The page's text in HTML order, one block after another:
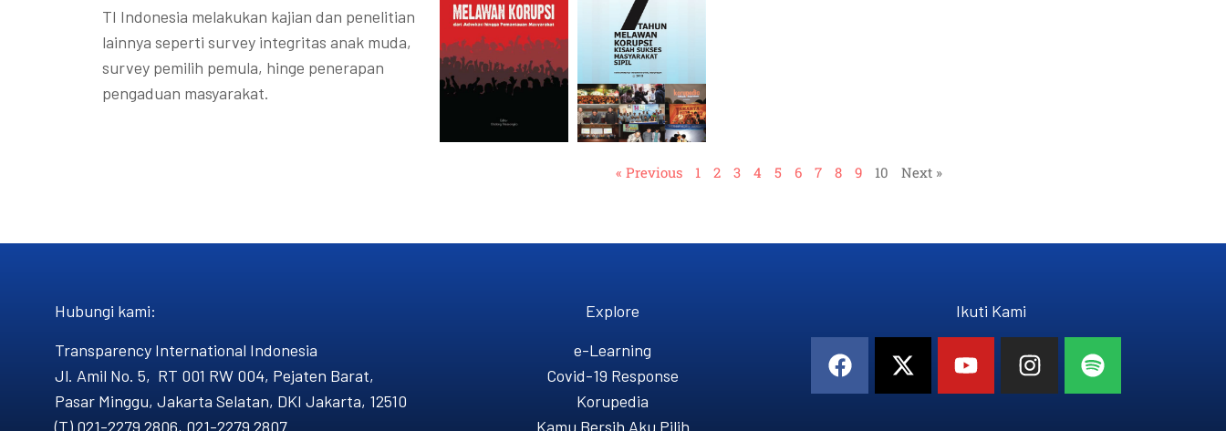
TI Indonesia melakukan kajian dan penelitian
lainnya seperti survey integritas anak muda,
survey pemilih pemula, hinge penerapan
pengaduan masyarakat.
« Previous 1 2 3 4 5 6 7 8 9 10 Next »
Hubungi kami​:
Transparency International Indonesia
Jl. Amil No. 5, RT 001 RW 004, Pejaten Barat,
Pasar Minggu, Jakarta Selatan, DKI Jakarta, 12510
(T) 021-2279 2806, 021-2279 2807
Explore
e-Learning
Covid-19 Response
Korupedia
Kamu Bersih Aku Pilih
Ikuti Kami